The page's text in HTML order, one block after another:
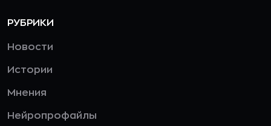
РУБРИКИ
Новости
Истории
Мнения
Нейропрофайлы